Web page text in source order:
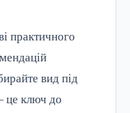
практичного
вид під
це ключ до